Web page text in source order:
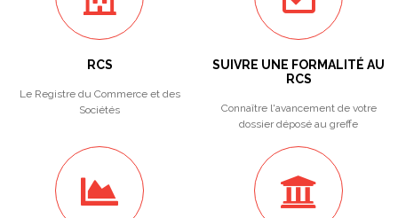
RCS
Le Registre du Commerce et des
Sociétés
SUIVRE UNE FORMALITÉ AU
RCS
Connaître l'avancement de votre
dossier déposé au greffe